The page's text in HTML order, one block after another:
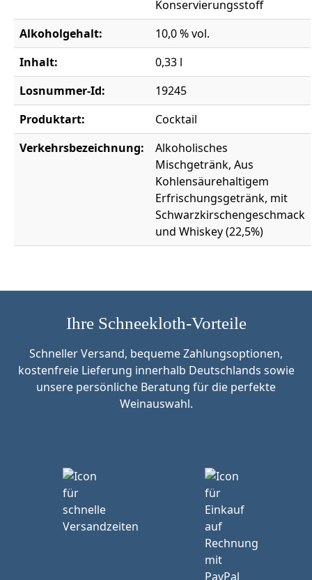
Konservierungsstoff
Alkoholgehalt:
10,0 % vol.
Inhalt:
0,33 l
Losnummer-Id:
19245
Produktart:
Cocktail
Verkehrsbezeichnung:
Alkoholisches
Mischgetränk, Aus
Kohlensäurehaltigem
Erfrischungsgetränk, mit
Schwarzkirschengeschmack
und Whiskey (22,5%)
Ihre Schneekloth-Vorteile
Schneller Versand, bequeme Zahlungsoptionen,
kostenfreie Lieferung innerhalb Deutschlands sowie
unsere persönliche Beratung für die perfekte
Weinauswahl.